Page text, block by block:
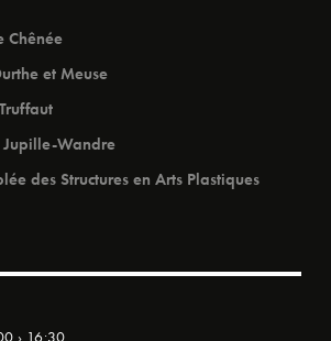
Chênée
et Meuse
Jupille-Wandre
des Structures en Arts Plastiques
› 16:30